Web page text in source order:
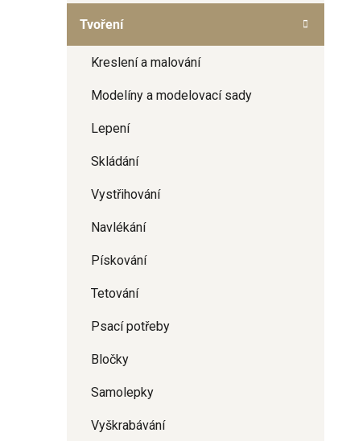
Tvoření
Kreslení a malování
Modelíny a modelovací sady
Lepení
Skládání
Vystřihování
Navlékání
Pískování
Tetování
Psací potřeby
Bločky
Samolepky
Vyškrabávání